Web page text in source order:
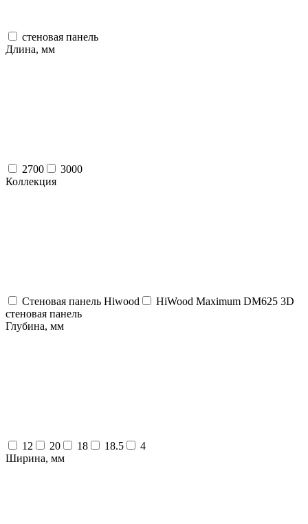
стеновая панель
Длина, мм
2700
3000
Коллекция
Стеновая панель Hiwood
HiWood Maximum DM625 3D
стеновая панель
Глубина, мм
12 20 18 18.5
4
Ширина, мм